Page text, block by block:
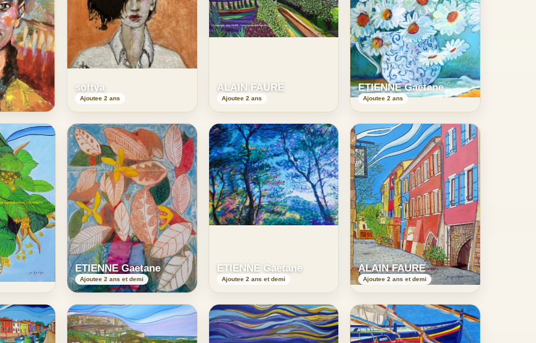
soffya
Ajoutee 2 ans
ALAIN FAURE
Ajoutee 2 ans
ETIENNE Gaetane
Ajoutee 2 ans
ETIENNE Gaetane
Ajoutee 2 ans et demi
ETIENNE Gaetane
Ajoutee 2 ans et demi
ALAIN FAURE
Ajoutee 2 ans et demi